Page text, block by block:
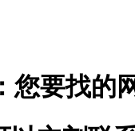
您要找的